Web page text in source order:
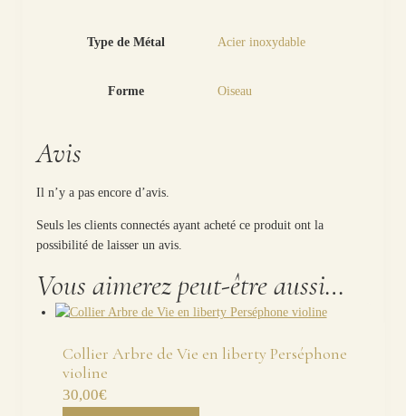
Type de Métal Acier inoxydable
Forme Oiseau
Avis
Il n’y a pas encore d’avis.
Seuls les clients connectés ayant acheté ce produit ont la
possibilité de laisser un avis.
Vous aimerez peut-être aussi…
Collier Arbre de Vie en liberty Perséphone
violine
30,00€